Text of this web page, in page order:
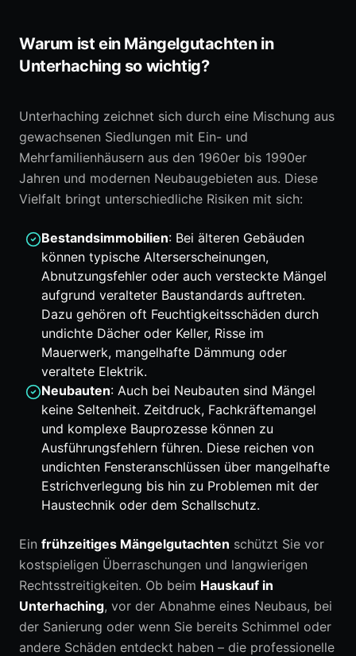
Warum ist ein Mängelgutachten in
Unterhaching so wichtig?
Unterhaching zeichnet sich durch eine Mischung aus
gewachsenen Siedlungen mit Ein- und
Mehrfamilienhäusern aus den 1960er bis 1990er
Jahren und modernen Neubaugebieten aus. Diese
Vielfalt bringt unterschiedliche Risiken mit sich:
Bestandsimmobilien: Bei älteren Gebäuden
können typische Alterserscheinungen,
Abnutzungsfehler oder auch versteckte Mängel
aufgrund veralteter Baustandards auftreten.
Dazu gehören oft Feuchtigkeitsschäden durch
undichte Dächer oder Keller, Risse im
Mauerwerk, mangelhafte Dämmung oder
veraltete Elektrik.
Neubauten: Auch bei Neubauten sind Mängel
keine Seltenheit. Zeitdruck, Fachkräftemangel
und komplexe Bauprozesse können zu
Ausführungsfehlern führen. Diese reichen von
undichten Fensteranschlüssen über mangelhafte
Estrichverlegung bis hin zu Problemen mit der
Haustechnik oder dem Schallschutz.
Ein frühzeitiges Mängelgutachten schützt Sie vor
kostspieligen Überraschungen und langwierigen
Rechtsstreitigkeiten. Ob beim Hauskauf in
Unterhaching, vor der Abnahme eines Neubaus, bei
der Sanierung oder wenn Sie bereits Schimmel oder
andere Schäden entdeckt haben – die professionelle